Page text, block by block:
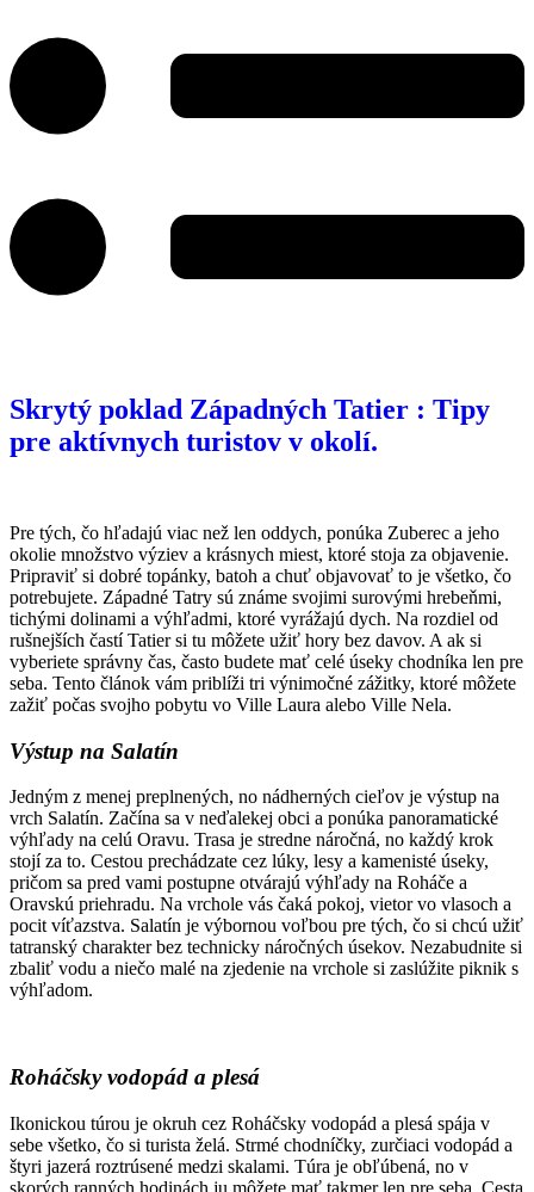
Skrytý poklad Západných Tatier : Tipy
pre aktívnych turistov v okolí.
Pre tých, čo hľadajú viac než len oddych, ponúka Zuberec a jeho
okolie množstvo výziev a krásnych miest, ktoré stoja za objavenie.
Pripraviť si dobré topánky, batoh a chuť objavovať to je všetko, čo
potrebujete. Západné Tatry sú známe svojimi surovými hrebeňmi,
tichými dolinami a výhľadmi, ktoré vyrážajú dych. Na rozdiel od
rušnejších častí Tatier si tu môžete užiť hory bez davov. A ak si
vyberiete správny čas, často budete mať celé úseky chodníka len pre
seba. Tento článok vám priblíži tri výnimočné zážitky, ktoré môžete
zažiť počas svojho pobytu vo Ville Laura alebo Ville Nela.
Výstup na Salatín
Jedným z menej preplnených, no nádherných cieľov je výstup na
vrch Salatín. Začína sa v neďalekej obci a ponúka panoramatické
výhľady na celú Oravu. Trasa je stredne náročná, no každý krok
stojí za to. Cestou prechádzate cez lúky, lesy a kamenisté úseky,
pričom sa pred vami postupne otvárajú výhľady na Roháče a
Oravskú priehradu. Na vrchole vás čaká pokoj, vietor vo vlasoch a
pocit víťazstva. Salatín je výbornou voľbou pre tých, čo si chcú užiť
tatranský charakter bez technicky náročných úsekov. Nezabudnite si
zbaliť vodu a niečo malé na zjedenie na vrchole si zaslúžite piknik s
výhľadom.
Roháčsky vodopád a plesá
Ikonickou túrou je okruh cez Roháčsky vodopád a plesá spája v
sebe všetko, čo si turista želá. Strmé chodníčky, zurčiaci vodopád a
štyri jazerá roztrúsené medzi skalami. Túra je obľúbená, no v
skorých ranných hodinách ju môžete mať takmer len pre seba. Cesta